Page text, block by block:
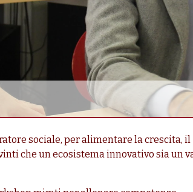
sociale, per alimentare la crescita, il
che un ecosistema innovativo sia un